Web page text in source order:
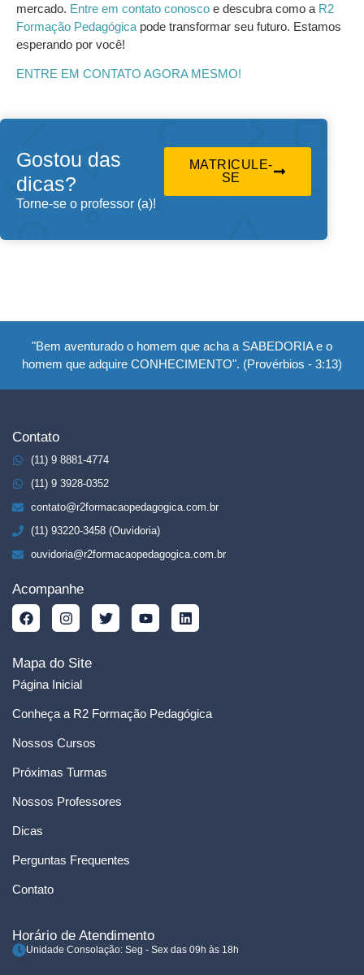
mercado. Entre em contato conosco e descubra como a R2
Formação Pedagógica pode transformar seu futuro. Estamos
esperando por você!
ENTRE EM CONTATO AGORA MESMO!
Gostou das
dicas?
Torne-se o professor (a)!
MATRICULE-
SE
"Bem aventurado o homem que acha a SABEDORIA e o
homem que adquire CONHECIMENTO". (Provérbios - 3:13)
Contato
(11) 9 8881-4774
(11) 9 3928-0352
contato@r2formacaopedagogica.com.br
(11) 93220-3458 (Ouvidoria)
ouvidoria@r2formacaopedagogica.com.br
Acompanhe
Mapa do Site
Página Inicial
Conheça a R2 Formação Pedagógica
Nossos Cursos
Próximas Turmas
Nossos Professores
Dicas
Perguntas Frequentes
Contato
Horário de Atendimento
Unidade Consolação: Seg - Sex das 09h às 18h